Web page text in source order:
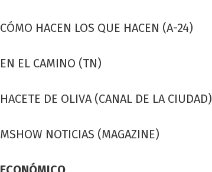
CÓMO HACEN LOS QUE HACEN (A-24)
EN EL CAMINO (TN)
HACETE DE OLIVA (CANAL DE LA CIUDAD)
MSHOW NOTICIAS (MAGAZINE)